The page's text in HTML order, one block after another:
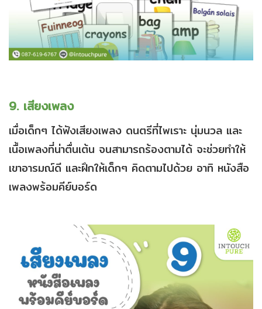
9. เสียงเพลง
เมื่อเด็กๆ ได้ฟังเสียงเพลง ดนตรีที่ไพเราะ นุ่มนวล และ
เนื้อเพลงที่น่าตื่นเต้น จนสามารถร้องตามได้ จะช่วยทำให้
เขาอารมณ์ดี และฝึกให้เด็กๆ คิดตามไปด้วย อาทิ หนังสือ
เพลงพร้อมคีย์บอร์ด